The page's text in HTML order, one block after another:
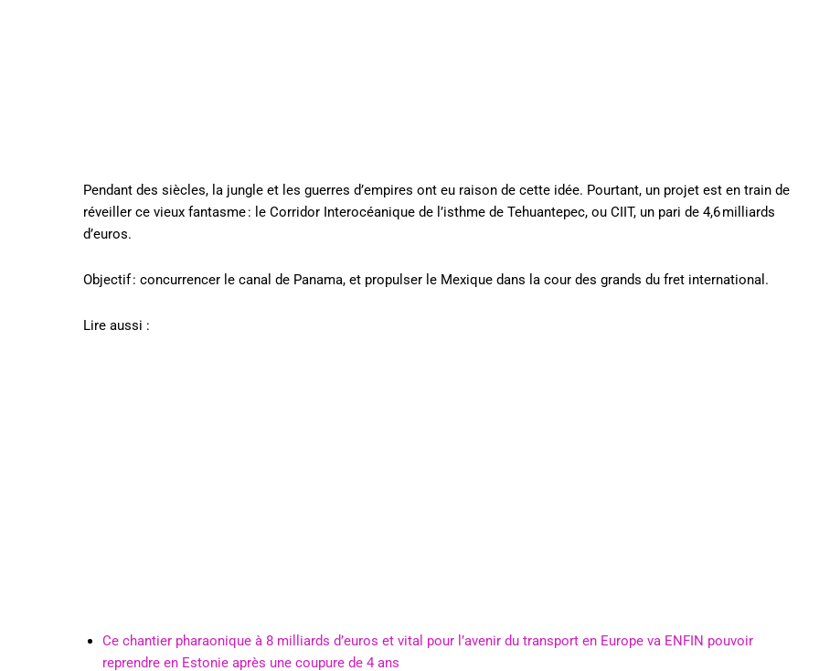
Pendant des siècles, la jungle et les guerres d’empires ont eu raison de cette idée. Pourtant, un projet est en train de
réveiller ce vieux fantasme : le Corridor Interocéanique de l’isthme de Tehuantepec, ou CIIT, un pari de 4,6 milliards
d’euros.
Objectif : concurrencer le canal de Panama, et propulser le Mexique dans la cour des grands du fret international.
Lire aussi :
Ce chantier pharaonique à 8 milliards d’euros et vital pour l’avenir du transport en Europe va ENFIN pouvoir
reprendre en Estonie après une coupure de 4 ans